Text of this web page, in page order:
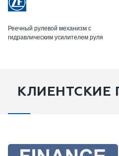
Реечный рулевой механизм с
гидравлическим усилителем руля
КЛИЕНТСКИЕ